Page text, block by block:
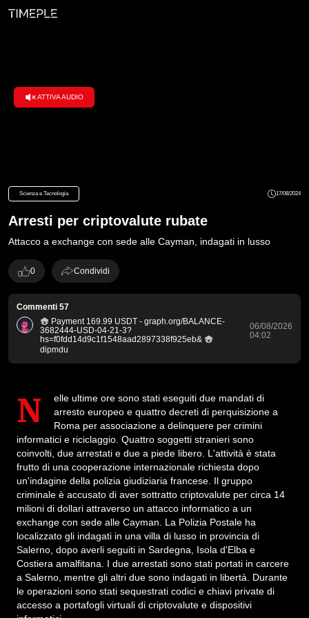
ATTIVA AUDIO
Arresti per criptovalute rubate
Attacco a exchange con sede alle Cayman, indagati in lusso
Scienza e Tecnologia 17/08/2024
0 Condividi
Commenti 57
Payment 169.99 USDT - graph.org/BALANCE-
3682444-USD-04-21-3?
hs=f0fdd14d9c1f1548aad2897338f925eb&
06/08/2026
04:02
dipmdu
Nelle ultime ore sono stati eseguiti due mandati di
arresto europeo e quattro decreti di perquisizione a
Roma per associazione a delinquere per crimini
informatici e riciclaggio. Quattro soggetti stranieri sono
coinvolti, due arrestati e due a piede libero. L'attività è stata
frutto di una cooperazione internazionale richiesta dopo
un'indagine della polizia giudiziaria francese. Il gruppo
criminale è accusato di aver sottratto criptovalute per circa 14
milioni di dollari attraverso un attacco informatico a un
exchange con sede alle Cayman. La Polizia Postale ha
localizzato gli indagati in una villa di lusso in provincia di
Salerno, dopo averli seguiti in Sardegna, Isola d'Elba e
Costiera amalfitana. I due arrestati sono stati portati in carcere
a Salerno, mentre gli altri due sono indagati in libertà. Durante
le operazioni sono stati sequestrati codici e chiavi private di
accesso a portafogli virtuali di criptovalute e dispositivi